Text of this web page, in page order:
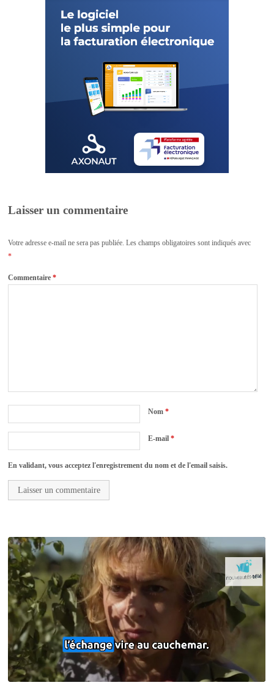
Laisser un commentaire
Votre adresse e-mail ne sera pas publiée. Les champs obligatoires sont indiqués avec
*
Commentaire*
Nom*
E-mail*
En validant, vous acceptez l'enregistrement du nom et de l'email saisis.